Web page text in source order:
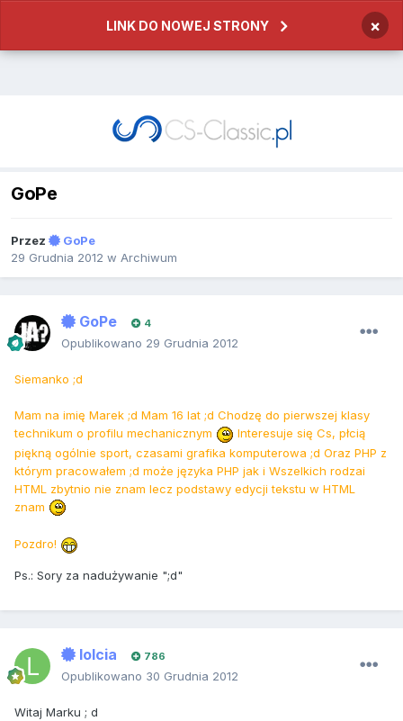
LINK DO NOWEJ STRONY ×
GoPe
Przez
GoPe
29 Grudnia 2012 w Archiwum
GoPe 4
Opublikowano 29 Grudnia 2012
Siemanko ;d
Mam na imię Marek ;d Mam 16 lat ;d Chodzę do pierwszej klasy
technikum o profilu mechanicznym
Interesuje się Cs, płcią
piękną ogólnie sport, czasami grafika komputerowa ;d Oraz PHP z
którym pracowałem ;d może języka PHP jak i Wszelkich rodzai
HTML zbytnio nie znam lecz podstawy edycji tekstu w HTML
znam
Pozdro!
Ps.: Sory za nadużywanie ";d"
lolcia 786
Opublikowano 30 Grudnia 2012
Witaj Marku ; d